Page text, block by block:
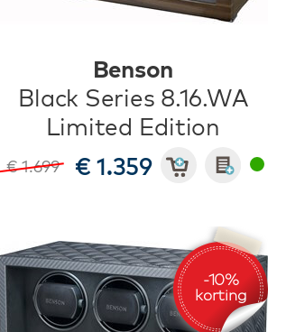
Benson
Black Series 8.16.WA
Limited Edition
€ 1.699 € 1.359